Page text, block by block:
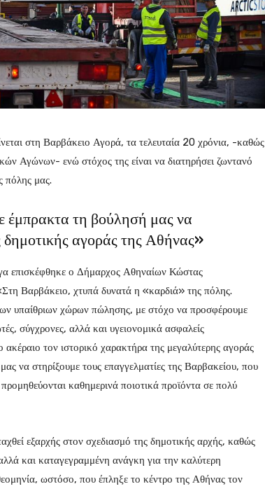
στη Βαρβάκειο Αγορά, τα τελευταία 20 χρόνια, -καθώς
Αγώνων- ενώ στόχος της είναι να διατηρήσει ζωντανό
πόλης μας.
τη βούλησή μας να
δημοτικής αγοράς της Αθήνας»
επισκέφθηκε ο Δήμαρχος Αθηναίων Κώστας
Βαρβάκειο, χτυπά δυνατά η «καρδιά» της πόλης.
υπαίθριων χώρων πώλησης, με στόχο να προσφέρουμε
σύγχρονες, αλλά και υγειονομικά ασφαλείς
τον ιστορικό χαρακτήρα της μεγαλύτερης αγοράς
να στηρίξουμε τους επαγγελματίες της Βαρβακείου, που
καθημερινά ποιοτικά προϊόντα σε πολύ
εξαρχής στον σχεδιασμό της δημοτικής αρχής, καθώς
και καταγεγραμμένη ανάγκη για την καλύτερη
ωστόσο, που έπληξε το κέντρο της Αθήνας τον